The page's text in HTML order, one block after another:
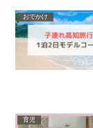
おでかけ
育児